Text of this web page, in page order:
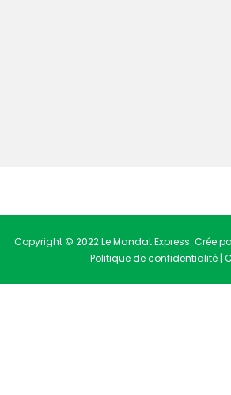
Copyright © 2022 Le Mandat Express. Crée
Politique de confidentialité|